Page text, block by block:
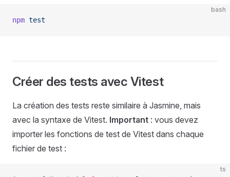
bash
npm test
Créer des tests avec Vitest
La création des tests reste similaire à Jasmine, mais
avec la syntaxe de Vitest. Important : vous devez
importer les fonctions de test de Vitest dans chaque
fichier de test :
ts